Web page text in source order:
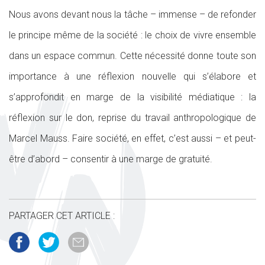
Nous avons devant nous la tâche – immense – de refonder
le principe même de la société : le choix de vivre ensemble
dans un espace commun. Cette nécessité donne toute son
importance à une réflexion nouvelle qui s’élabore et
s’approfondit en marge de la visibilité médiatique : la
réflexion sur le don, reprise du travail anthropologique de
Marcel Mauss. Faire société, en effet, c’est aussi – et peut-
être d’abord – consentir à une marge de gratuité.
PARTAGER CET ARTICLE :